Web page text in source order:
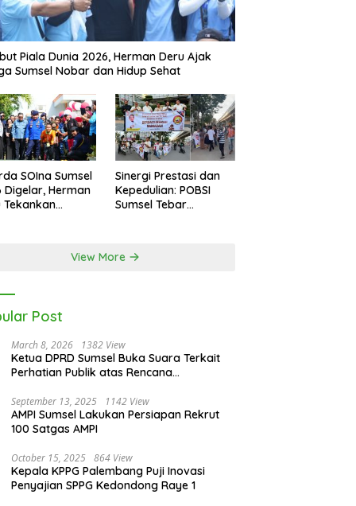
Piala Dunia 2026, Herman Deru Ajak
Sumsel Nobar dan Hidup Sehat
SOIna Sumsel
Digelar, Herman
Tekankan
Sinergi Prestasi dan
Kepedulian: POBSI
Sumsel Tebar
View More
Post
March 8, 2026 1382 View
Ketua DPRD Sumsel Buka Suara Terkait
Perhatian Publik atas Rencana
September 13, 2025 1142 View
AMPI Sumsel Lakukan Persiapan Rekrut
100 Satgas AMPI
October 15, 2025 864 View
Kepala KPPG Palembang Puji Inovasi
Penyajian SPPG Kedondong Raye 1